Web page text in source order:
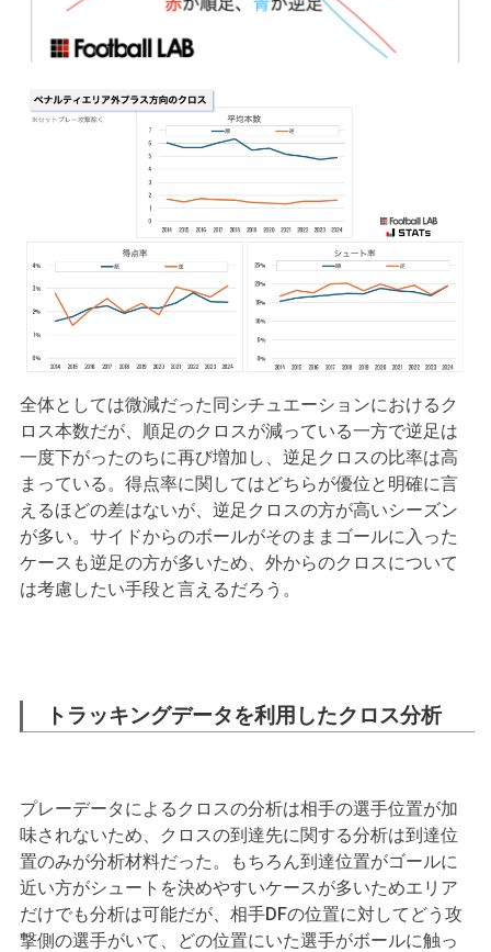
全体としては微減だった同シチュエーションにおけるク
ロス本数だが、順足のクロスが減っている一方で逆足は
一度下がったのちに再び増加し、逆足クロスの比率は高
まっている。得点率に関してはどちらが優位と明確に言
えるほどの差はないが、逆足クロスの方が高いシーズン
が多い。サイドからのボールがそのままゴールに入った
ケースも逆足の方が多いため、外からのクロスについて
は考慮したい手段と言えるだろう。
トラッキングデータを利用したクロス分析
プレーデータによるクロスの分析は相手の選手位置が加
味されないため、クロスの到達先に関する分析は到達位
置のみが分析材料だった。もちろん到達位置がゴールに
近い方がシュートを決めやすいケースが多いためエリア
だけでも分析は可能だが、相手DFの位置に対してどう攻
撃側の選手がいて、どの位置にいた選手がボールに触っ